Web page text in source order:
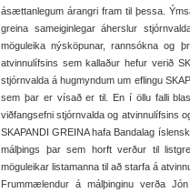
ásættanlegum árangri fram til þessa.
greina sameiginlegar áherslur
möguleika nýsköpunar, rannsókna og
atvinnulífsins sem kallaður hefur verið
stjórnvalda á hugmyndum um eflingu
sem þar er vísað er til. En í öllu falli
viðfangsefni stjórnvalda og atvinnulífsins
SKAPANDI GREINA hafa Bandalag
málþings þar sem horft verður til
möguleikar listamanna til að starfa á
Frummælendur á málþinginu verða